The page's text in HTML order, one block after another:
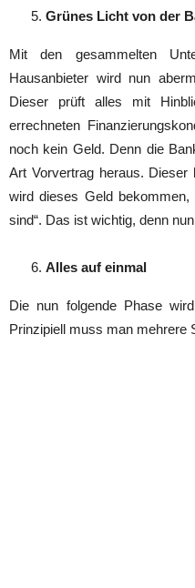
Grünes Licht von der
Mit den gesammelten
Hausanbieter wird nun
Dieser prüft alles mit
errechneten
noch kein Geld. Denn die
Art Vorvertrag heraus. Dieser
wird dieses Geld bekommen,
sind“. Das ist wichtig, denn
Alles auf einmal
Die nun folgende Phase
Prinzipiell muss man mehrere